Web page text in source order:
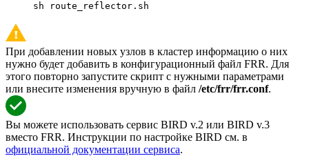
sh route_reflector.sh
При добавлении новых узлов в кластер информацию о них
нужно будет добавить в конфигурационный файл FRR. Для
этого повторно запустите скрипт с нужными параметрами
или внесите изменения вручную в файл /etc/frr/frr.conf.
Вы можете использовать сервис BIRD v.2 или BIRD v.3
вместо FRR. Инструкции по настройке BIRD см. в
официальной документации сервиса.